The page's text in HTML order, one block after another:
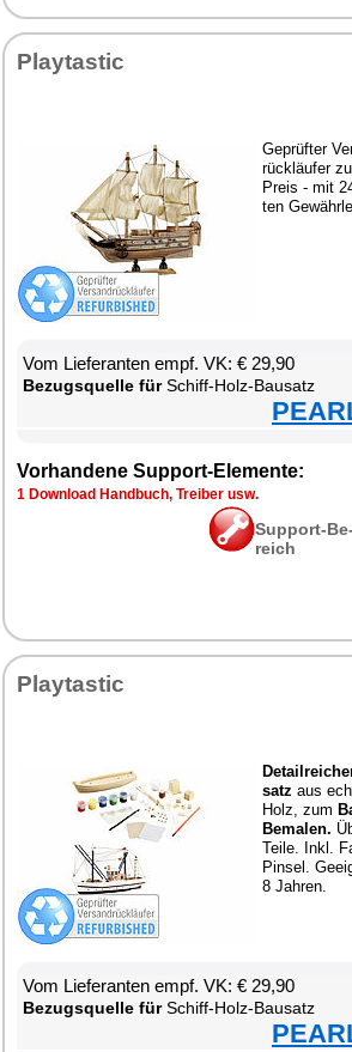
Play­tas­tic
Ge­prüf­ter
rück­läu­fer
Preis - mit
ten
Vom Lie­fe­ran­ten empf. VK: € 29,90
Be­zugs­quel­le fürSchiff-Holz-Bau­satz
Vor­han­de­ne Sup­port-Ele­men­te:
1 Down­load Hand­buch, Trei­ber usw.
Sup­port-Be­
reich
Play­tas­tic
satz aus
Holz, zum
Be­ma­len.
Tei­le. Inkl.
Pin­sel.
8 Jah­ren.
Vom Lie­fe­ran­ten empf. VK: € 29,90
Be­zugs­quel­le fürSchiff-Holz-Bau­satz